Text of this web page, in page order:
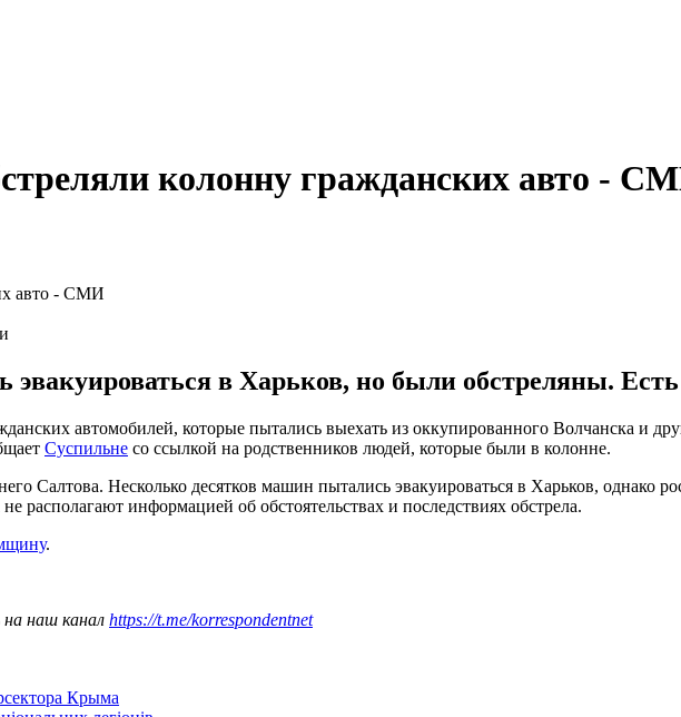
колонну гражданских авто -
в Харьков, но были обстреляны.
автомобилей, которые пытались выехать из оккупированного Волчанска и
Суспильне со ссылкой на родственников людей, которые были в колонне.
Салтова. Несколько десятков машин пытались эвакуироваться в Харьков, однако
информацией об обстоятельствах и последствиях обстрела.
.
наш канал https://t.me/korrespondentnet
Крыма